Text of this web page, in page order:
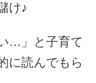
け♪
…」
と子育て
に読んでもら